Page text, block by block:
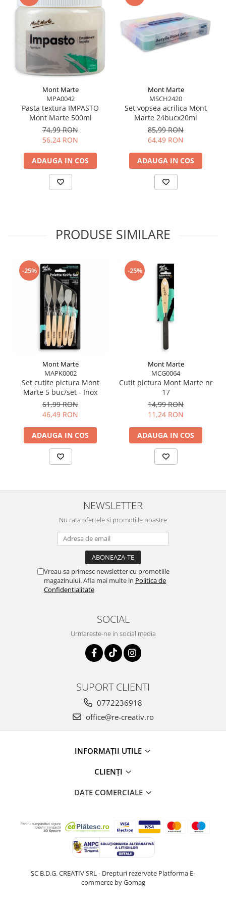
Întinde și modelează culoarea prin mișcări largi
și uniforme.
Curăță imediat după utilizare și usucă bine lama
pentru a preveni deteriorarea.
Mont Marte
MPA0042
Pasta textura IMPASTO
Mont Marte 500ml
74,99 RON
56,24 RON
ADAUGA IN COS
Mont Marte
MSCH2420
Set vopsea acrilica Mont
Marte 24bucx20ml
85,99 RON
64,49 RON
ADAUGA IN COS
PRODUSE SIMILARE
-25%
Mont Marte
MAPK0002
Set cutite pictura Mont
Marte 5 buc/set - Inox
61,99 RON
46,49 RON
ADAUGA IN COS
-25%
Mont Marte
MCG0064
Cutit pictura Mont Marte nr
17
14,99 RON
11,24 RON
ADAUGA IN COS
NEWSLETTER
Nu rata ofertele si promotiile noastre
Vreau sa primesc newsletter cu promotiile
magazinului. Afla mai multe in Politica de
Confidentialitate
SOCIAL
Urmareste-ne in social media
SUPORT CLIENTI
0772236918
office@re-creativ.ro
INFORMAȚII UTILE
CLIENȚI
DATE COMERCIALE
SC B.D.G. CREATIV SRL - Drepturi rezervate Platforma E-
commerce by Gomag